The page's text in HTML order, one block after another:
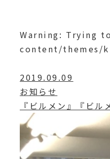
Warning: Trying
content/themes/
2019.09.09
お知らせ
『ビルメン』『ビ